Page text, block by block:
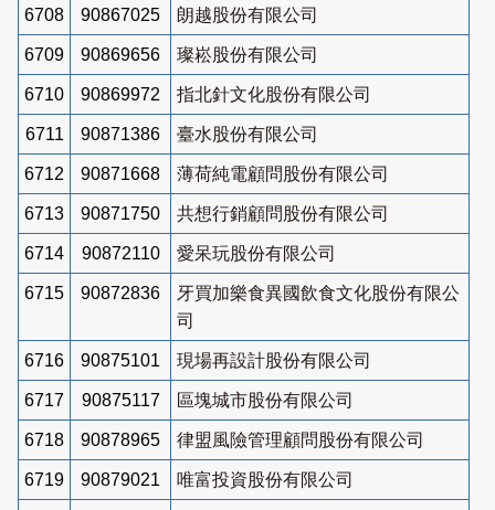
6708 90867025 朗越股份有限公司
6709 90869656 璨崧股份有限公司
6710 90869972 指北針文化股份有限公司
6711 90871386 臺水股份有限公司
6712 90871668 薄荷純電顧問股份有限公司
6713 90871750 共想行銷顧問股份有限公司
6714 90872110 愛呆玩股份有限公司
6715 90872836
牙買加樂食異國飲食文化股份有限公
司
6716 90875101 現場再設計股份有限公司
6717 90875117 區塊城市股份有限公司
6718 90878965 律盟風險管理顧問股份有限公司
6719 90879021 唯富投資股份有限公司